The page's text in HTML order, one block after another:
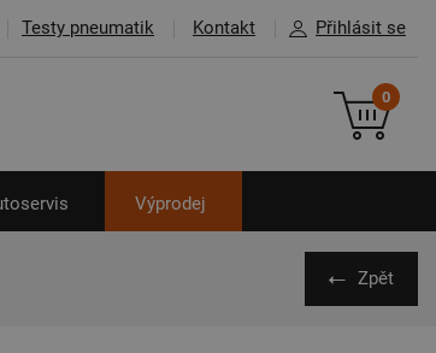
Testy pneumatik Kontakt Přihlásit se
0
Výprodej
Zpět